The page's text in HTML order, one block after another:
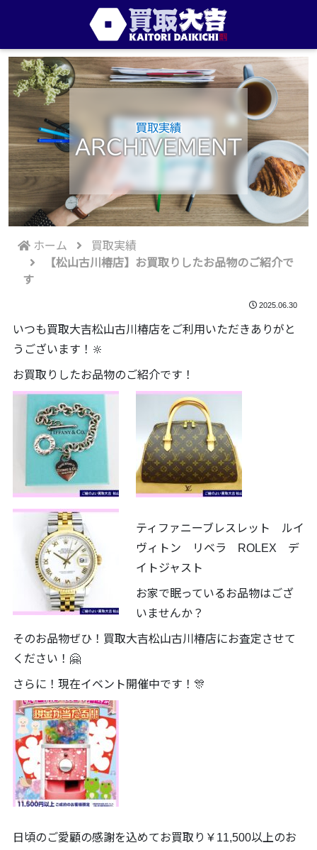
買取実績
ARCHIVEMENT
ホーム
買取実績
【松山古川椿店】お買取りしたお品物のご紹介で
す
2025.06.30
いつも買取大吉松山古川椿店をご利用いただきありがと
うございます！🔆
お買取りしたお品物のご紹介です！
ティファニーブレスレット ルイ
ヴィトン リベラ ROLEX デ
イトジャスト
お家で眠っているお品物はござ
いませんか？
そのお品物ぜひ！買取大吉松山古川椿店にお査定させて
ください！🤗
さらに！現在イベント開催中です！🎊
日頃のご愛顧の感謝を込めてお買取り￥11,500以上のお